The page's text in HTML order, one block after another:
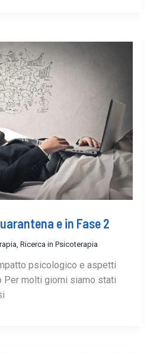
e in Fase 2
Ricerca in Psicoterapia
psicologico e aspetti
Per molti giorni siamo stati